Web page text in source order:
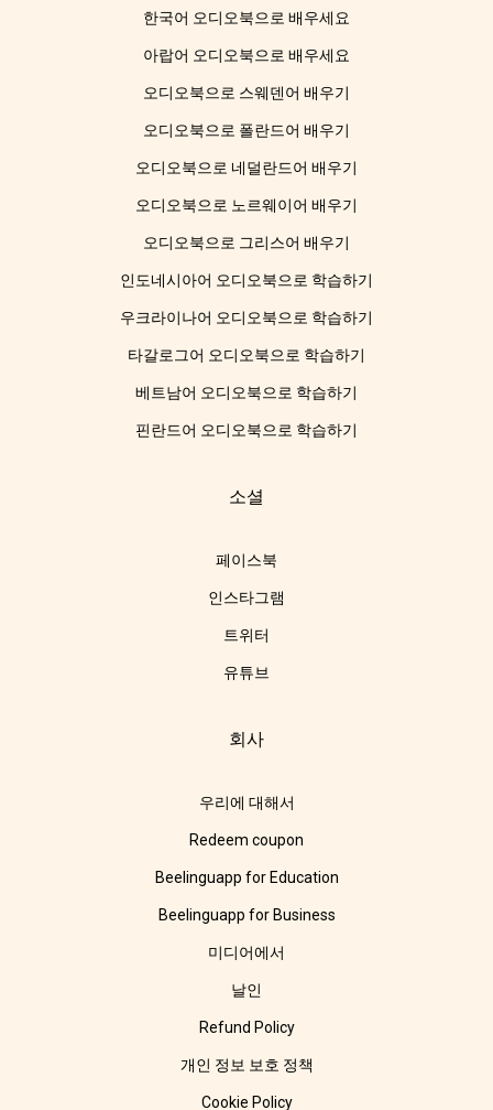
한국어 오디오북으로 배우세요
아랍어 오디오북으로 배우세요
오디오북으로 스웨덴어 배우기
오디오북으로 폴란드어 배우기
오디오북으로 네덜란드어 배우기
오디오북으로 노르웨이어 배우기
오디오북으로 그리스어 배우기
인도네시아어 오디오북으로 학습하기
우크라이나어 오디오북으로 학습하기
타갈로그어 오디오북으로 학습하기
베트남어 오디오북으로 학습하기
핀란드어 오디오북으로 학습하기
소셜
페이스북
인스타그램
트위터
유튜브
회사
우리에 대해서
Redeem coupon
Beelinguapp for Education
Beelinguapp for Business
미디어에서
날인
Refund Policy
개인 정보 보호 정책
Cookie Policy